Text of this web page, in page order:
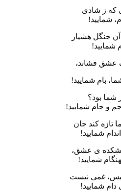
که ز شادی
شمایید!
جنگل هشیار
شمایید!
عشق فشاند،
بام شمایید!
شما بود؟
و جام شمایید!
کند جان
شمایید!
ی عشق،
شمایید!
غمی نیست
شمایید!